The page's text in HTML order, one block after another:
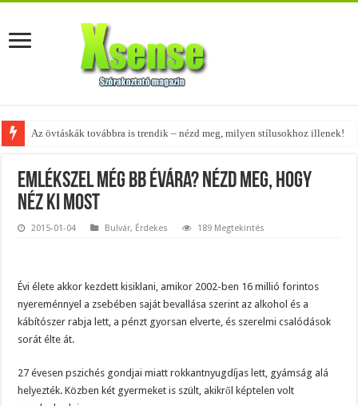
Az övtáskák továbbra is trendik – nézd meg, milyen stílusokhoz illenek!
Emlékszel még BB Évára? Nézd meg, hogy
néz ki most
2015-01-04 Bulvár, Érdekes 189 Megtekintés
Évi élete akkor kezdett kisiklani, amikor 2002-ben 16 millió forintos
nyereménnyel a zsebében saját bevallása szerint az alkohol és a
kábítószer rabja lett, a pénzt gyorsan elverte, és szerelmi csalódások
sorát élte át.
27 évesen pszichés gondjai miatt rokkantnyugdíjas lett, gyámság alá
helyezték. Közben két gyermeket is szült, akikről képtelen volt